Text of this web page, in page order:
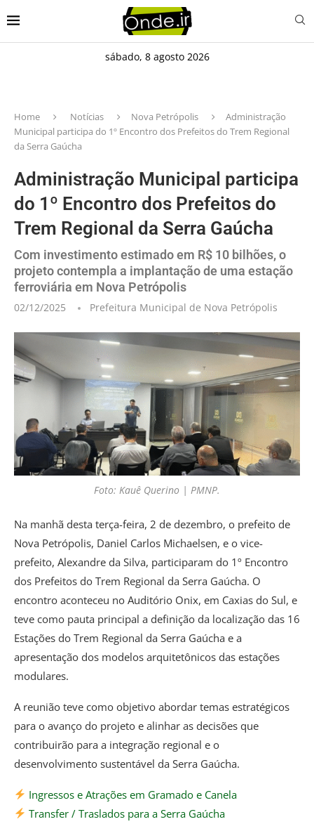
sábado, 8 agosto 2026
Home Notícias Nova Petrópolis
Administração
Municipal participa do 1º Encontro dos Prefeitos do Trem Regional
da Serra Gaúcha
Administração Municipal participa
do 1º Encontro dos Prefeitos do
Trem Regional da Serra Gaúcha
Com investimento estimado em R$ 10 bilhões, o
projeto contempla a implantação de uma estação
ferroviária em Nova Petrópolis
02/12/2025 Prefeitura Municipal de Nova Petrópolis
Foto: Kauê Querino | PMNP.
Na manhã desta terça-feira, 2 de dezembro, o prefeito de
Nova Petrópolis, Daniel Carlos Michaelsen, e o vice-
prefeito, Alexandre da Silva, participaram do 1º Encontro
dos Prefeitos do Trem Regional da Serra Gaúcha. O
encontro aconteceu no Auditório Onix, em Caxias do Sul, e
teve como pauta principal a definição da localização das 16
Estações do Trem Regional da Serra Gaúcha e a
apresentação dos modelos arquitetônicos das estações
modulares.
A reunião teve como objetivo abordar temas estratégicos
para o avanço do projeto e alinhar as decisões que
contribuirão para a integração regional e o
desenvolvimento sustentável da Serra Gaúcha.
Ingressos e Atrações em Gramado e Canela
Transfer / Traslados para a Serra Gaúcha